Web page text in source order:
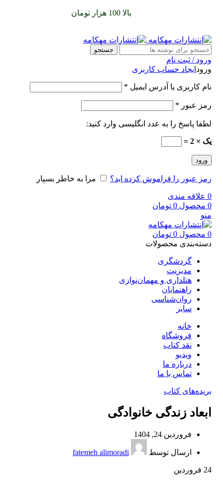
بالا 100 هزار تومان
جستجو
ورود / ثبت نام
ورود ایجاد حساب کاربری
نام کاربری یا آدرس ایمیل *
رمز عبور *
لطفا پاسخ را به عدد انگلیسی وارد کنید:
یک × 2 =
ورود
رمز عبور را فراموش کرده اید؟ مرا به خاطر بسپار
0 علاقه مندی
0 محصول 0 تومان
منو
0 محصول 0 تومان
دسته‌بندی محصولات
گردشگری
مدیریت
هتلداری و مهمان‌نوازی
راهنمایان
روان‌شناسی
سایر
خانه
فروشگاه
نقد کتاب
ویدیو
درباره‌ ما
تماس با ما
بریده‌های کتاب
ابعاد زندگی خانوادگی
فروردین 24, 1404
ارسال توسط fatemeh alimoradi
24 فروردین